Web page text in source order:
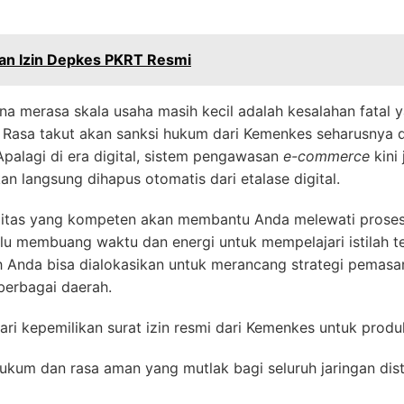
Izin Depkes PKRT Resmi
merasa skala usaha masih kecil adalah kesalahan fatal
takut akan sanksi hukum dari Kemenkes
di era digital, sistem pengawasan e-commerce kini
langsung dihapus otomatis dari etalase digital.
yang kompeten akan membantu Anda melewati
membuang waktu dan energi untuk mempelajari istilah
Anda bisa dialokasikan untuk merancang strategi
daerah.
kepemilikan surat izin resmi dari Kemenkes untuk
dan rasa aman yang mutlak bagi seluruh jaringan